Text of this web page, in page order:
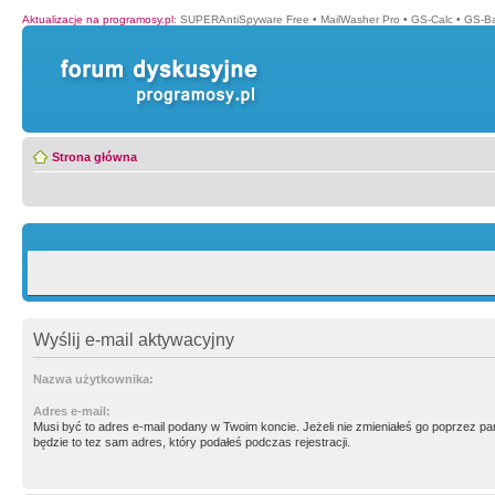
Aktualizacje na programosy.pl: SUPERAntiSpyware Free • MailWasher Pro • GS-Calc • GS-
Strona główna
Wyślij e-mail aktywacyjny
Nazwa użytkownika:
Adres e-mail:
Musi być to adres e-mail podany w Twoim koncie. Jeżeli nie zmieniałeś go poprzez
będzie to tez sam adres, który podałeś podczas rejestracji.